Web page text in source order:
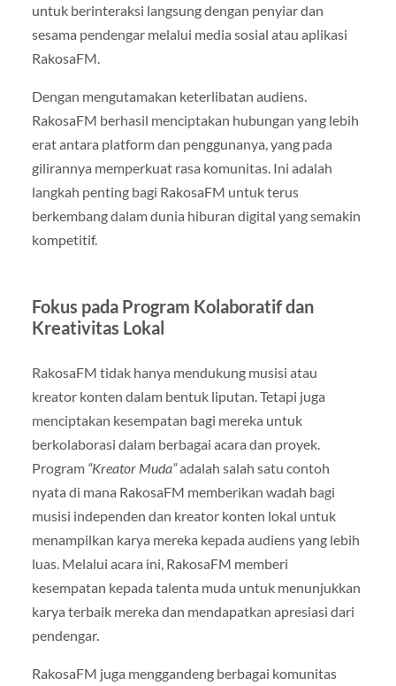
untuk berinteraksi langsung dengan penyiar dan
sesama pendengar melalui media sosial atau aplikasi
RakosaFM.
Dengan mengutamakan keterlibatan audiens.
RakosaFM berhasil menciptakan hubungan yang lebih
erat antara platform dan penggunanya, yang pada
gilirannya memperkuat rasa komunitas. Ini adalah
langkah penting bagi RakosaFM untuk terus
berkembang dalam dunia hiburan digital yang semakin
kompetitif.
Fokus pada Program Kolaboratif dan
Kreativitas Lokal
RakosaFM tidak hanya mendukung musisi atau
kreator konten dalam bentuk liputan. Tetapi juga
menciptakan kesempatan bagi mereka untuk
berkolaborasi dalam berbagai acara dan proyek.
Program “Kreator Muda”adalah salah satu contoh
nyata di mana RakosaFM memberikan wadah bagi
musisi independen dan kreator konten lokal untuk
menampilkan karya mereka kepada audiens yang lebih
luas. Melalui acara ini, RakosaFM memberi
kesempatan kepada talenta muda untuk menunjukkan
karya terbaik mereka dan mendapatkan apresiasi dari
pendengar.
RakosaFM juga menggandeng berbagai komunitas